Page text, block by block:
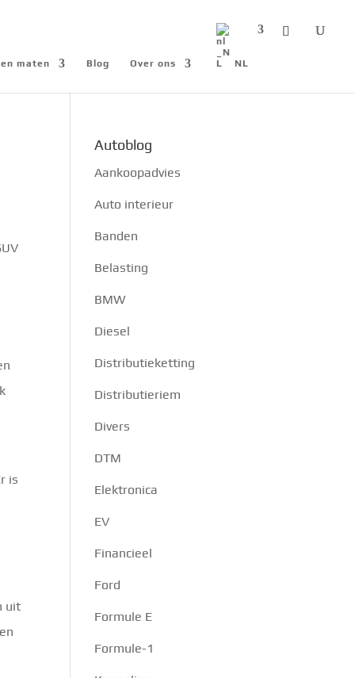
maten Blog Over ons NL
is
uit
Autoblog
Aankoopadvies
Auto interieur
Banden
Belasting
BMW
Diesel
Distributieketting
Distributieriem
Divers
DTM
Elektronica
EV
Financieel
Ford
Formule E
Formule-1